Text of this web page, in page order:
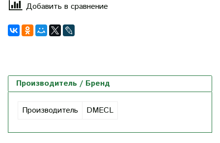
Добавить в сравнение
Производитель / Бренд
Производитель DMECL